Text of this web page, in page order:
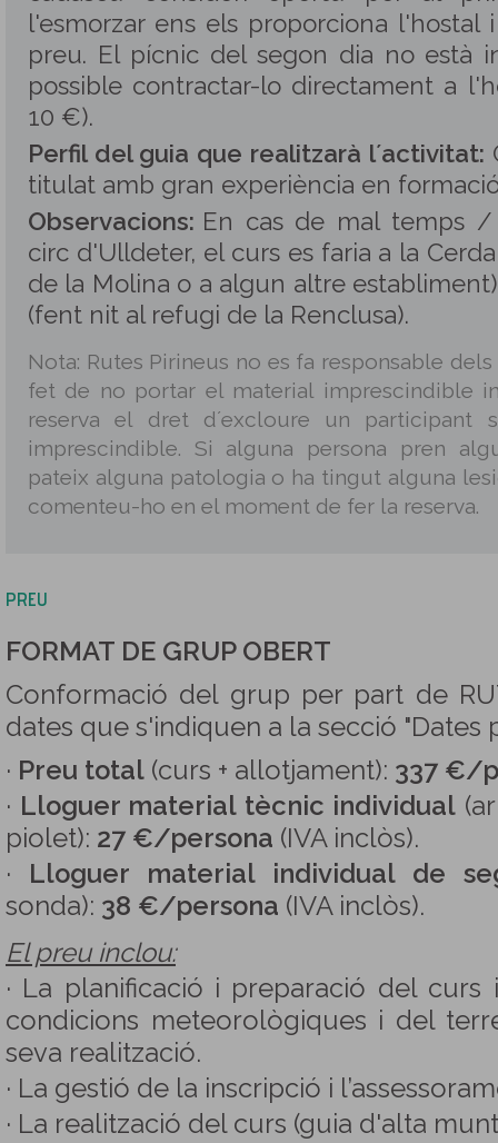
l'esmorzar ens els proporciona l'hostal
preu. El pícnic del segon dia no està
possible contractar-lo directament a
10 €).
Perfil del guia que realitzarà l´activitat:
titulat amb gran experiència en
Observacions: En cas de mal temps /
circ d'Ulldeter, el curs es faria a la
de la Molina o a algun altre
(fent nit al refugi de la Renclusa).
Nota: Rutes Pirineus no es fa responsable
fet de no portar el material imprescindible
reserva el dret d´excloure un
imprescindible. Si alguna persona pren
pateix alguna patologia o ha tingut alguna
comenteu-ho en el moment de fer la reserva.
PREU
FORMAT DE GRUP OBERT
Conformació del grup per part de
dates que s'indiquen a la secció "Dates
· Preu total (curs + allotjament): 337 €/
· Lloguer material tècnic individual
piolet): 27 €/persona (IVA inclòs).
· Lloguer material individual de
sonda): 38 €/persona (IVA inclòs).
El preu inclou:
· La planificació i preparació del
condicions meteorològiques i del
seva realització.
· La gestió de la inscripció i
· La realització del curs (guia d'alta